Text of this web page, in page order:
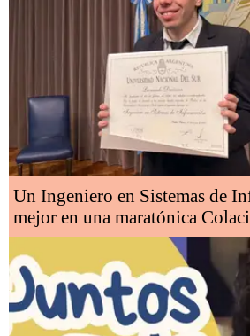
Un Ingeniero en Sistemas de
mejor en una maratónica